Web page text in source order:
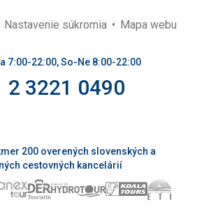
Nastavenie súkromia Mapa webu
7:00-22:00, So-Ne 8:00-22:00
2 3221 0490
200 overených slovenských a
cestovných kancelárií